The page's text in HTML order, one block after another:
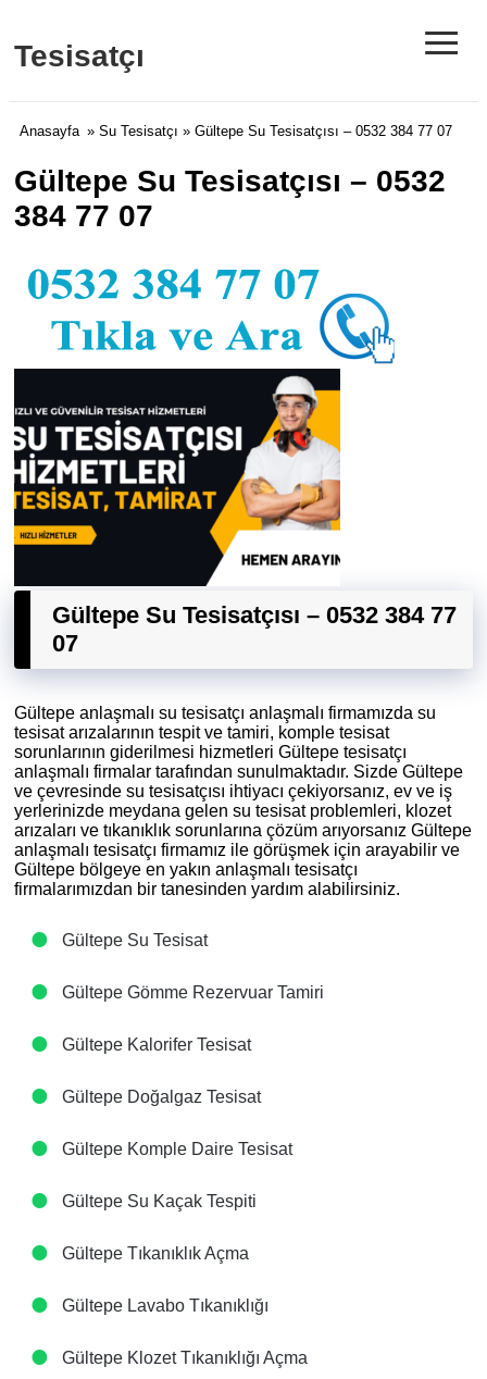
Tesisatçı ≡
Anasayfa » Su Tesisatçı » Gültepe Su Tesisatçısı – 0532 384 77 07
Gültepe Su Tesisatçısı – 0532
384 77 07
Gültepe Su Tesisatçısı – 0532 384 77
07
Gültepe anlaşmalı su tesisatçı anlaşmalı firmamızda su
tesisat arızalarının tespit ve tamiri, komple tesisat
sorunlarının giderilmesi hizmetleri Gültepe tesisatçı
anlaşmalı firmalar tarafından sunulmaktadır. Sizde Gültepe
ve çevresinde su tesisatçısı ihtiyacı çekiyorsanız, ev ve iş
yerlerinizde meydana gelen su tesisat problemleri, klozet
arızaları ve tıkanıklık sorunlarına çözüm arıyorsanız Gültepe
anlaşmalı tesisatçı firmamız ile görüşmek için arayabilir ve
Gültepe bölgeye en yakın anlaşmalı tesisatçı
firmalarımızdan bir tanesinden yardım alabilirsiniz.
Gültepe Su Tesisat
Gültepe Gömme Rezervuar Tamiri
Gültepe Kalorifer Tesisat
Gültepe Doğalgaz Tesisat
Gültepe Komple Daire Tesisat
Gültepe Su Kaçak Tespiti
Gültepe Tıkanıklık Açma
Gültepe Lavabo Tıkanıklığı
Gültepe Klozet Tıkanıklığı Açma